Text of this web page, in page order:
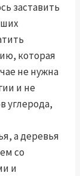
заставить
которая
не нужна
и не
углерода,
а деревья
со
и